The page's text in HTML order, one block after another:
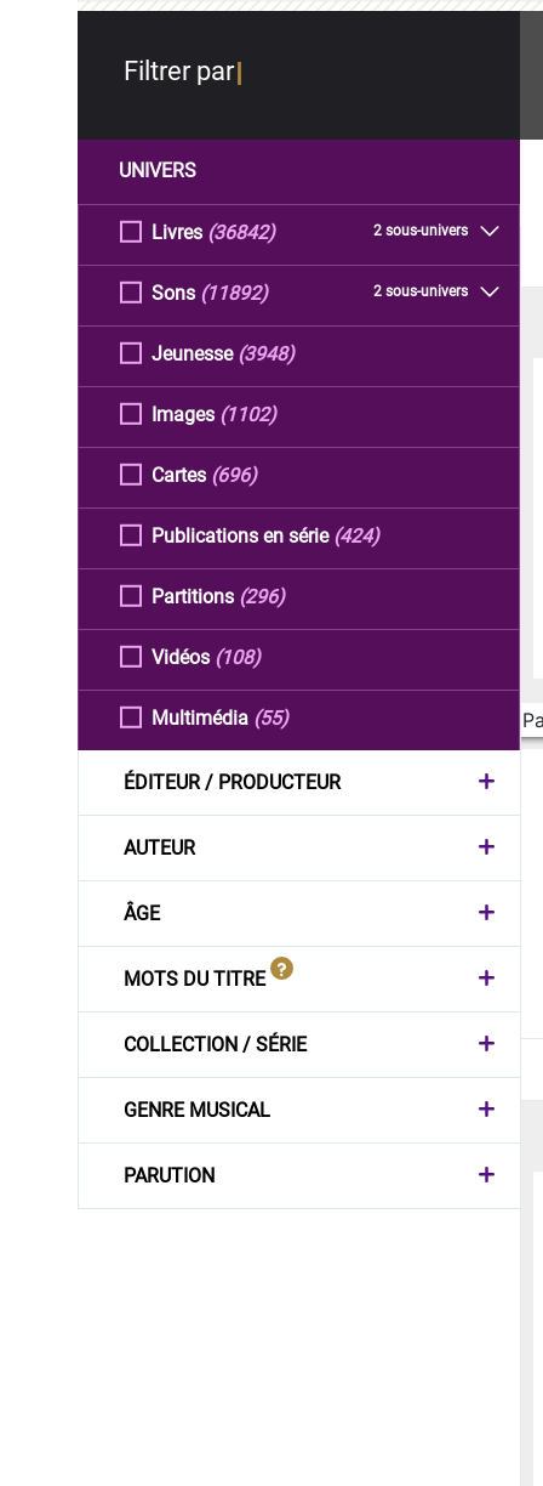
Filtrer par
UNIVERS
Livres 2 sous-univers
(36842)
Sons 2 sous-univers
(11892)
Jeunesse (3948)
Images (1102)
Cartes (696)
Publications en série (424)
Partitions (296)
Vidéos (108)
Multimédia (55)
ÉDITEUR / PRODUCTEUR
AUTEUR
ÂGE
MOTS DU TITRE
COLLECTION / SÉRIE
GENRE MUSICAL
PARUTION